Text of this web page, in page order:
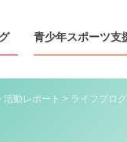
青少年スポーツ支
活動レポート > ライフプロ